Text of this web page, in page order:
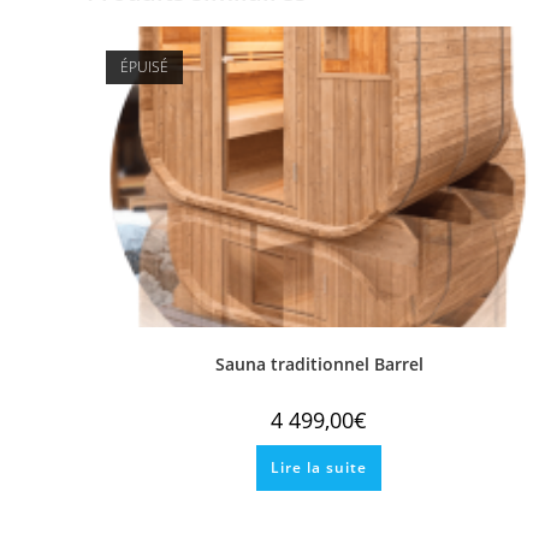
ÉPUISÉ
Sauna traditionnel Barrel
4 499,00€
Lire la suite